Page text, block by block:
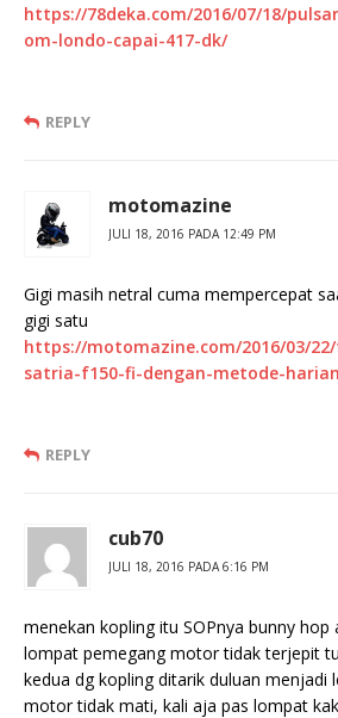
https://78deka.com/2016/07/18/
om-londo-capai-417-dk/
REPLY
motomazine
JULI 18, 2016 PADA 12:49 PM
Gigi masih netral cuma mempercepat
gigi satu
https://motomazine.com/2016/03/
satria-f150-fi-dengan-metode-
REPLY
cub70
JULI 18, 2016 PADA 6:16 PM
menekan kopling itu SOPnya bunny hop
lompat pemegang motor tidak terjepit
kedua dg kopling ditarik duluan menjadi
motor tidak mati, kali aja pas lompat